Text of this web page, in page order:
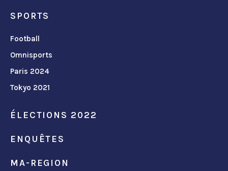
SPORTS
Football
Omnisports
Paris 2024
Tokyo 2021
ÉLECTIONS 2022
ENQUÊTES
MA-REGION